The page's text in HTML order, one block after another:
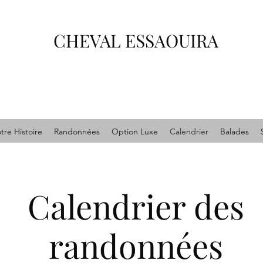
CHEVAL ESSAOUIRA
Histoire Randonnées Option Luxe Calendrier Balades
Calendrier des
randonnées